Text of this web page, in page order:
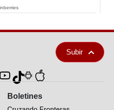
Subir
Boletines